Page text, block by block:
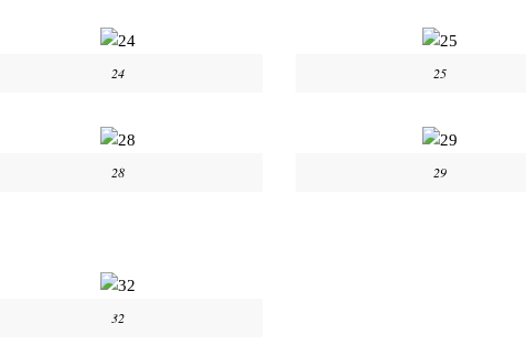
24 25
28 29
32